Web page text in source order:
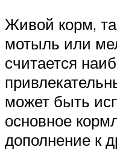
Живой корм,
мотыль или
считается
может быть
основное
дополнение к